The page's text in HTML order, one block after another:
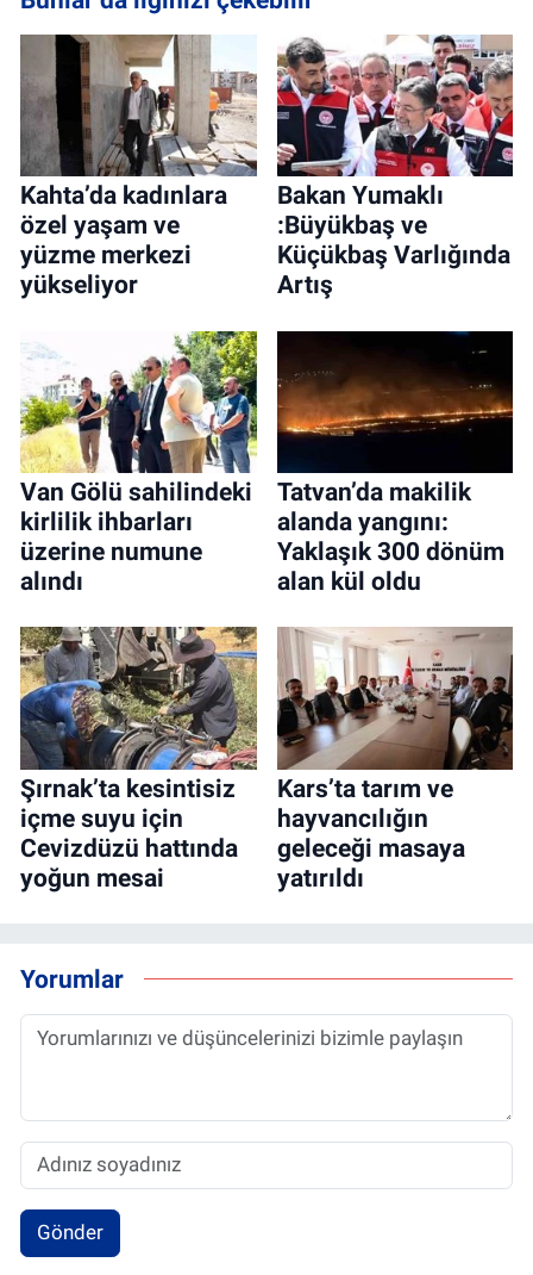
Kahta’da kadınlara
özel yaşam ve
yüzme merkezi
yükseliyor
Bakan Yumaklı
:Büyükbaş ve
Küçükbaş Varlığında
Artış
Van Gölü sahilindeki
kirlilik ihbarları
üzerine numune
alındı
Tatvan’da makilik
alanda yangını:
Yaklaşık 300 dönüm
alan kül oldu
Şırnak’ta kesintisiz
içme suyu için
Cevizdüzü hattında
yoğun mesai
Kars’ta tarım ve
hayvancılığın
geleceği masaya
yatırıldı
Yorumlar
Gönder